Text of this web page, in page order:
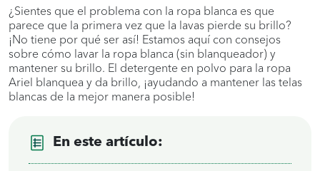
¿Sientes que el problema con la ropa blanca es que
parece que la primera vez que la lavas pierde su brillo?
¡No tiene por qué ser así! Estamos aquí con consejos
sobre cómo lavar la ropa blanca (sin blanqueador) y
mantener su brillo. El detergente en polvo para la ropa
Ariel blanquea y da brillo, ¡ayudando a mantener las telas
blancas de la mejor manera posible!
En este artículo: